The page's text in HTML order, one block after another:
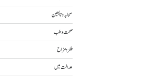
صحابہ و تابعین
صحت و طب
طنز و مزاح
عدالت میں